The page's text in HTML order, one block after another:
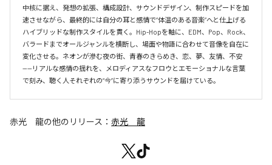
中核に据え、発想の拡張、構成設計、サウンドデザイン、制作スピードを加
速させながら、最終的には自分の耳と感情で“体温のある音楽”へと仕上げる
ハイブリッドな制作スタイルを貫く。Hip-Hopを軸に、EDM、Pop、Rock、
バラードまでオールジャンルを横断し、場面や物語に合わせて音像を自在に
変化させる。ネオンが滲む夜の街、青春のきらめき、恋、夢、友情、不安
——リアルな感情の揺れを、メロディアスなフロウとエモーショナルな言葉
赤光 龍の他のリリース： 赤光 龍